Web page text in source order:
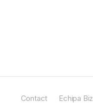
Contact Echipa Biz